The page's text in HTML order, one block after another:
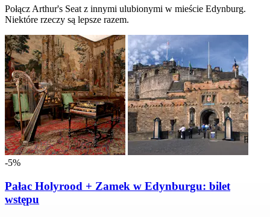
Połącz Arthur's Seat z innymi ulubionymi w mieście Edynburg.
Niektóre rzeczy są lepsze razem.
-5%
Pałac Holyrood + Zamek w Edynburgu: bilet
wstępu